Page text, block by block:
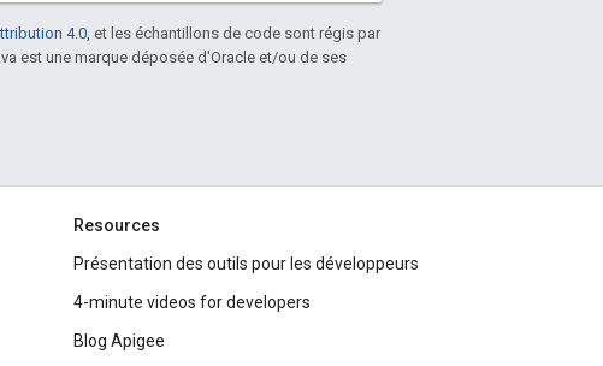
4.0, et les échantillons de code sont régis par
est une marque déposée d'Oracle et/ou de ses
Resources
Présentation des outils pour les développeurs
4-minute videos for developers
Blog Apigee